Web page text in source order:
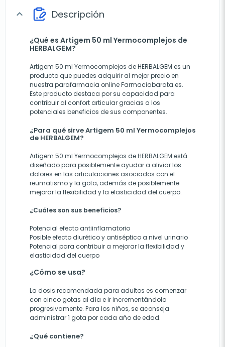
expand_more Descripción
¿Qué es Artigem 50 ml Yermocomplejos de
HERBALGEM?
Artigem 50 ml Yermocomplejos de HERBALGEM es un
producto que puedes adquirir al mejor precio en
nuestra parafarmacia online Farmaciabarata.es.
Este producto destaca por su capacidad para
contribuir al confort articular gracias a los
potenciales beneficios de sus componentes.
¿Para qué sirve Artigem 50 ml Yermocomplejos
de HERBALGEM?
Artigem 50 ml Yermocomplejos de HERBALGEM está
diseñado para posiblemente ayudar a aliviar los
dolores en las articulaciones asociados con el
reumatismo y la gota, además de posiblemente
mejorar la flexibilidad y la elasticidad del cuerpo.
¿Cuáles son sus beneficios?
Potencial efecto antiinflamatorio
Posible efecto diurético y antiséptico a nivel urinario
Potencial para contribuir a mejorar la flexibilidad y
elasticidad del cuerpo
¿Cómo se usa?
La dosis recomendada para adultos es comenzar
con cinco gotas al día e ir incrementándola
progresivamente. Para los niños, se aconseja
administrar 1 gota por cada año de edad.
¿Qué contiene?